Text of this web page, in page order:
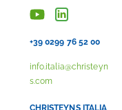
+39 0299 76 52 00
info.italia@christeyn
s.com
CHRISTEYNS ITALIA